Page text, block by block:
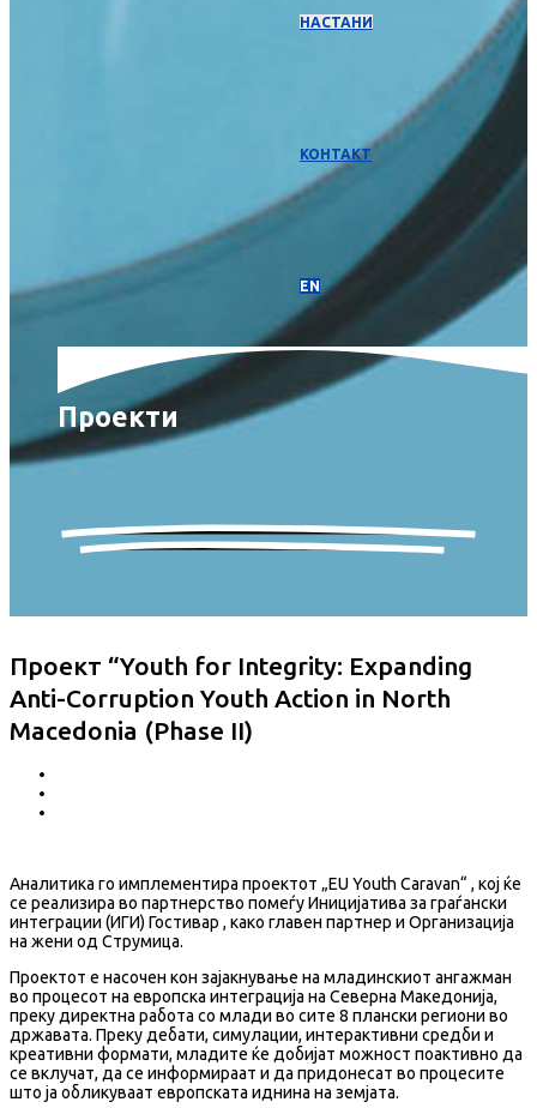
НАСТАНИ
КОНТАКТ
EN
Проекти
Проект “Youth for Integrity: Expanding
Anti-Corruption Youth Action in North
Macedonia (Phase II)
Аналитика го имплементира проектот „EU Youth Caravan“ , кој ќе
се реализира во партнерство помеѓу Иницијатива за граѓански
интеграции (ИГИ) Гостивар , како главен партнер и Организација
на жени од Струмица.
Проектот е насочен кон зајакнување на младинскиот ангажман
во процесот на европска интеграција на Северна Македонија,
преку директна работа со млади во сите 8 плански региони во
државата. Преку дебати, симулации, интерактивни средби и
креативни формати, младите ќе добијат можност поактивно да
се вклучат, да се информираат и да придонесат во процесите
што ја обликуваат европската иднина на земјата.